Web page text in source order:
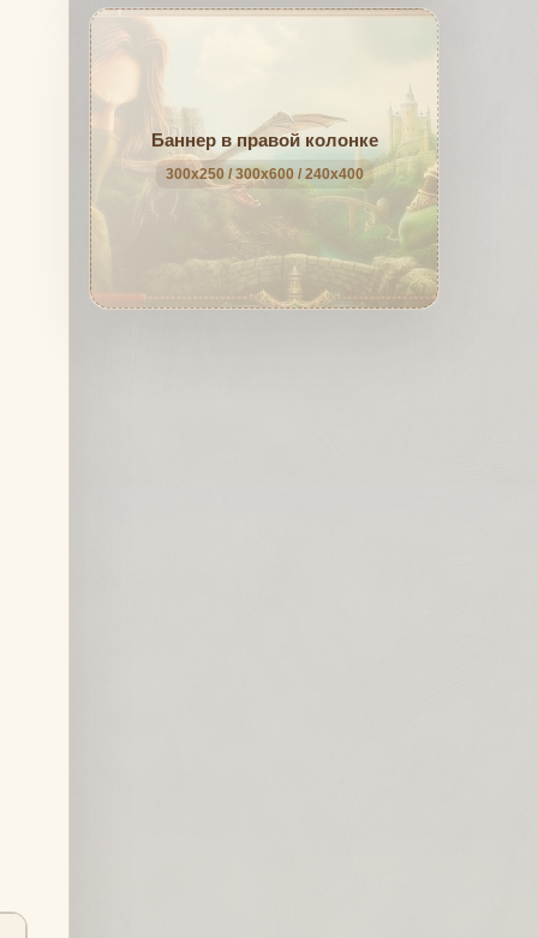
Баннер в правой колонке
300x250 / 300x600 / 240x400